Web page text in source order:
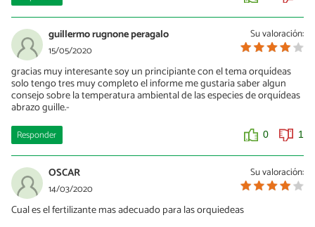
Su valoración:
guillermo rugnone peragalo
15/05/2020
gracias muy interesante soy un principiante con el tema orquídeas
solo tengo tres muy completo el informe me gustaria saber algun
consejo sobre la temperatura ambiental de las especies de orquídeas
abrazo guille.-
Responder 0 1
Su valoración:
OSCAR
14/03/2020
Cual es el fertilizante mas adecuado para las orquiedeas